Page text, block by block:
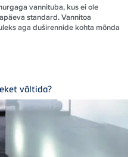
vannituba, kus ei ole
standard. Vannitoa
aga duširennide kohta mõnda
vältida?